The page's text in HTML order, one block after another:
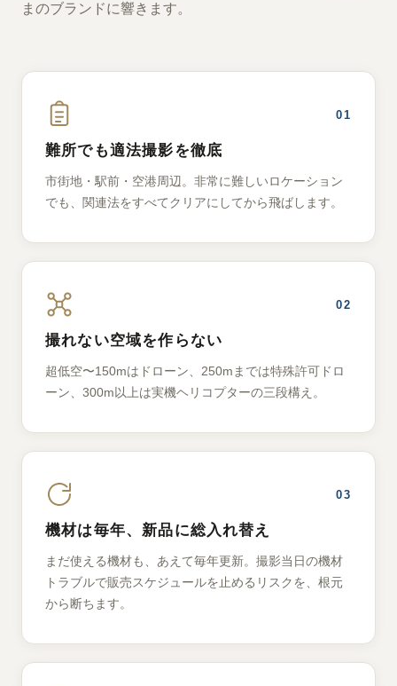
まのブランドに響きます。
01
難所でも適法撮影を徹底
市街地・駅前・空港周辺。非常に難しいロケーション
でも、関連法をすべてクリアにしてから飛ばします。
02
撮れない空域を作らない
超低空〜150mはドローン、250mまでは特殊許可ドロ
ーン、300m以上は実機ヘリコプターの三段構え。
03
機材は毎年、新品に総入れ替え
まだ使える機材も、あえて毎年更新。撮影当日の機材
トラブルで販売スケジュールを止めるリスクを、根元
から断ちます。